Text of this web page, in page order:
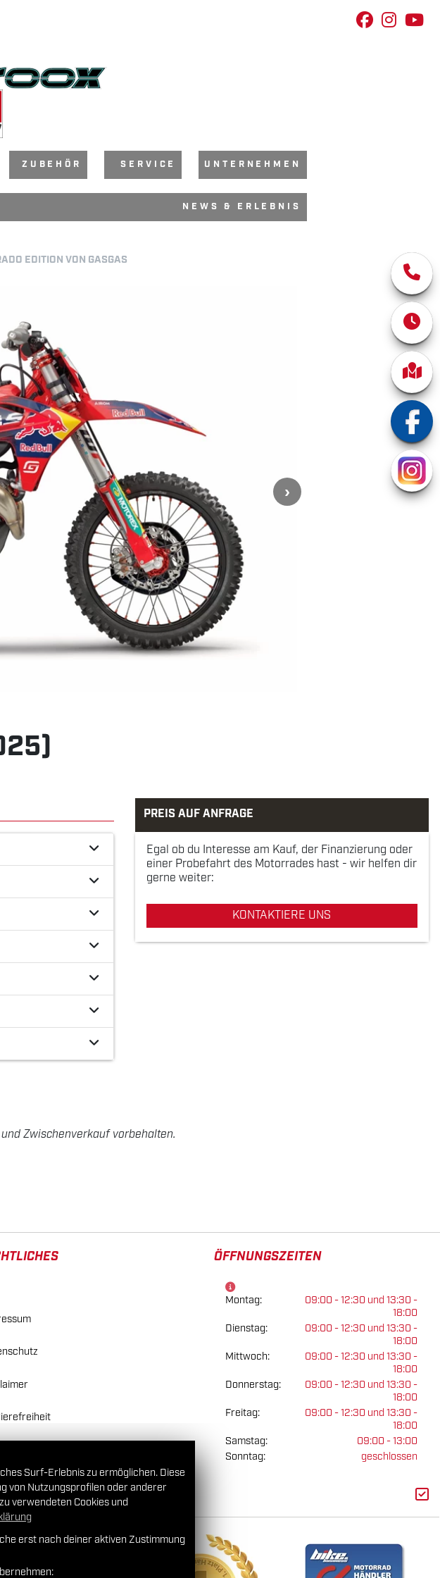
ZUBEHÖR SERVICE UNTERNEHMEN
NEWS & ERLEBNIS
EDITION VON GASGAS
PREIS AUF ANFRAGE
Egal ob du Interesse am Kauf, der Finanzierung oder
einer Probefahrt des Motorrades hast - wir helfen dir
gerne weiter:
KONTAKTIERE UNS
Zwischenverkauf vorbehalten.
ÖFFNUNGSZEITEN
Montag:
09:00 - 12:30 und 13:30 -
18:00
Dienstag:
09:00 - 12:30 und 13:30 -
18:00
Mittwoch:
09:00 - 12:30 und 13:30 -
18:00
Donnerstag:
09:00 - 12:30 und 13:30 -
18:00
Freitag:
09:00 - 12:30 und 13:30 -
18:00
Samstag:
09:00 - 13:00
Sonntag:
geschlossen
Surf-Erlebnis zu ermöglichen. Diese
von Nutzungsprofilen oder anderer
verwendeten Cookies und
erst nach deiner aktiven Zustimmung